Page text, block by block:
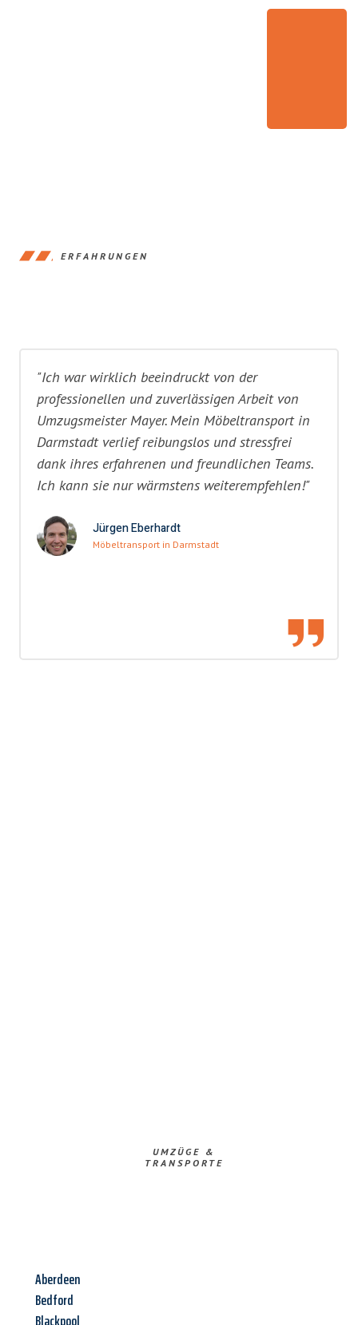
ERFAHRUNGEN
"Ich war wirklich beeindruckt von der
professionellen und zuverlässigen Arbeit von
Umzugsmeister Mayer. Mein Möbeltransport in
Darmstadt verlief reibungslos und stressfrei
dank ihres erfahrenen und freundlichen Teams.
Ich kann sie nur wärmstens weiterempfehlen!"
Jürgen Eberhardt
Möbeltransport in Darmstadt
UMZÜGE &
TRANSPORTE
Aberdeen
Bedford